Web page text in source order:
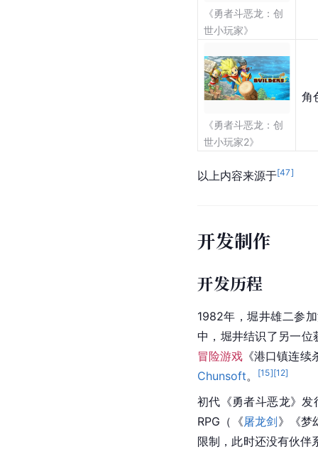
《勇者斗恶龙：创
世小玩家》
《勇者斗恶龙：创
世小玩家2》
角
以上内容来源于[47]
开发制作
开发历程
1982年，堀井雄二参
中，堀井结识了另一
冒险游戏 《港口镇连
Chunsoft。 [15][12]
初代《勇者斗恶龙》
RPG（《屠龙剑》《梦
限制，此时还没有伙伴